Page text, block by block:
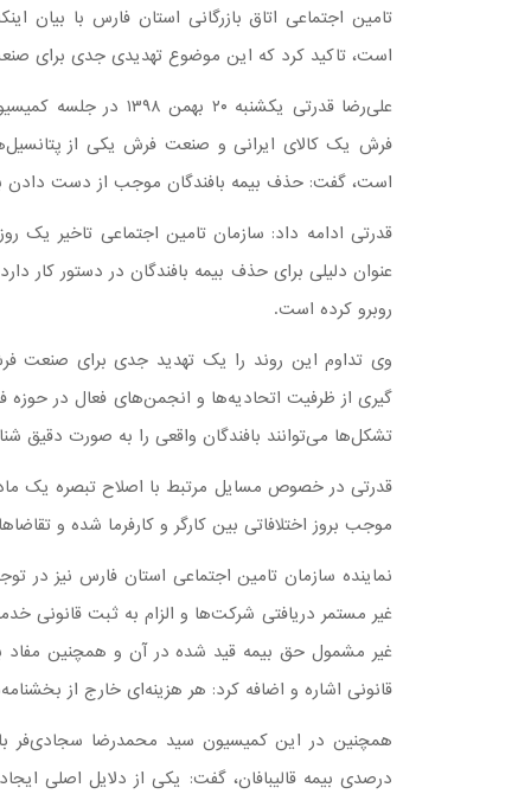
است، تاکید کرد که این موضوع تهدیدی جدی برای
علی‌رضا قدرتی یکشنبه
فرش یک کالای ایرانی و صنعت فرش یکی از
است، گفت: حذف بیمه بافندگان موجب از دست دادن
قدرتی ادامه داد: سازمان تامین اجتماعی تاخیر یک
عنوان دلیلی برای حذف بیمه بافندگان در دستور کار
روبرو کرده است.
وی تداوم این روند را یک تهدید جدی برای صنعت
گیری از ظرفیت اتحادیه‌ها و انجمن‌های فعال در
تشکل‌ها می‌توانند بافندگان واقعی را به صورت دقیق
موجب بروز اختلافاتی بین کارگر و کارفرما شده و
نماینده سازمان تامین اجتماعی استان فارس نیز
قانونی اشاره و اضافه کرد: هر هزینه‌ای خارج از
درصدی بیمه قالیبافان، گفت: یکی از دلایل اصلی